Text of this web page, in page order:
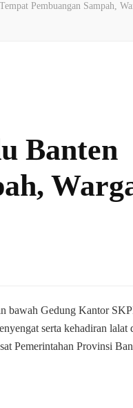
Pembuangan Sampah,
Banten
bawah Gedung Kantor
serta kehadiran lalat
Pemerintahan Provinsi